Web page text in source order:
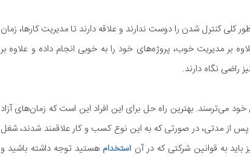
کلی کنترل شدن را دوست ندارند و علاقه دارند تا مدیریت کارها، زمان
بر مدیریت خوب، پروژه‌های خود را به خوبی انجام داده و علاوه بر
راضی نگاه دارند.
خود می‌ترسند. بهترین راه حل برای این افراد این است که زمان‌های آزاد
از مدتی، در صورتی که به این نوع کسب و کار علاقمند شدند، شغل
باید به قوانین شرکتی که در آن استخدام هستید توجه داشته باشید و